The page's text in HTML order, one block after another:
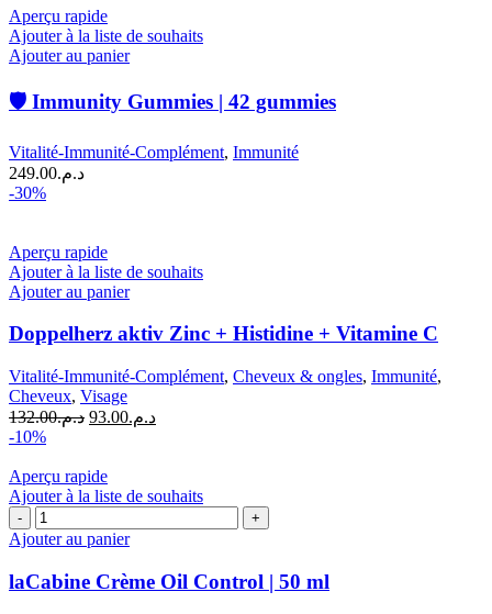
Aperçu rapide
Ajouter à la liste de souhaits
Ajouter au panier
🛡️ Immunity Gummies | 42 gummies
Vitalité-Immunité-Complément, Immunité
د.م.249.00
-30%
Aperçu rapide
Ajouter à la liste de souhaits
Ajouter au panier
Doppelherz aktiv Zinc + Histidine + Vitamine C
Vitalité-Immunité-Complément, Cheveux & ongles, Immunité,
Cheveux, Visage
د.م.132.00
Le
était :
د.م.132.00.
د.م.93.00
Le
-10%
Aperçu rapide
Ajouter à la liste de souhaits
quantité
de
laCabine
Crème
Oil
Ajouter au panier
laCabine Crème Oil Control | 50 ml